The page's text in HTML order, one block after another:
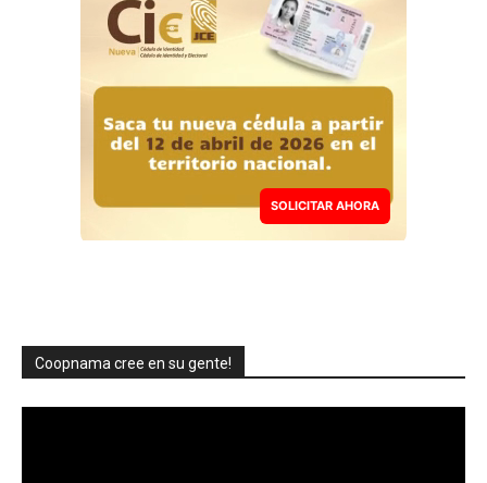
SOLICITAR AHORA
Coopnama cree en su gente!